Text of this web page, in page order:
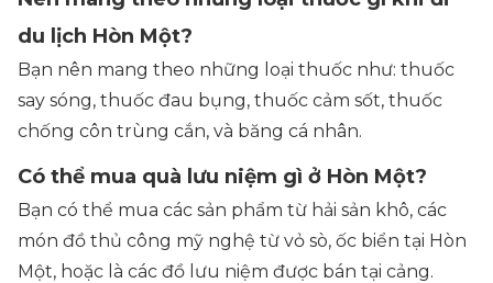
du lịch Hòn Một?
Bạn nên mang theo những loại thuốc như: thuốc
say sóng, thuốc đau bụng, thuốc cảm sốt, thuốc
chống côn trùng cắn, và băng cá nhân.
Có thể mua quà lưu niệm gì ở Hòn Một?
Bạn có thể mua các sản phẩm từ hải sản khô, các
món đồ thủ công mỹ nghệ từ vỏ sò, ốc biển tại Hòn
Một, hoặc là các đồ lưu niệm được bán tại cảng.